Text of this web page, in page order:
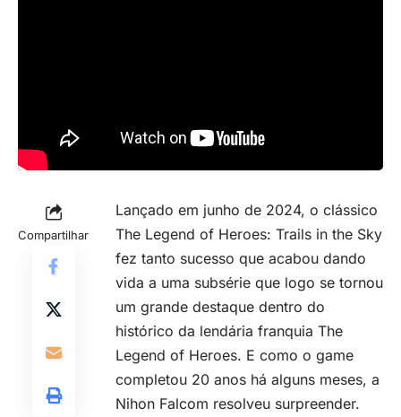
Compartilhar
Lançado em junho de 2024, o clássico
The Legend of Heroes: Trails in the Sky
fez tanto sucesso que acabou dando
vida a uma subsérie que logo se tornou
um grande destaque dentro do
histórico da lendária franquia The
Legend of Heroes. E como o game
completou 20 anos há alguns meses, a
Nihon Falcom resolveu surpreender.